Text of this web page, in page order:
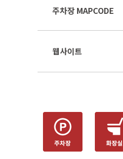
주차장 MAPCODE
웹사이트